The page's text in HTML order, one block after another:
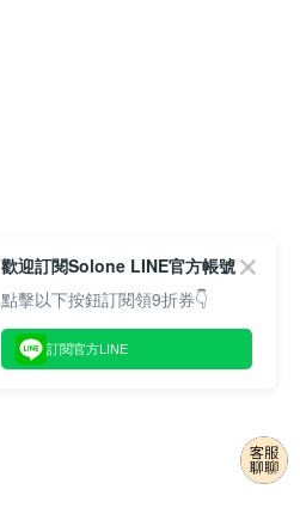
歡迎訂閱Solone LINE官方帳號
點擊以下按鈕訂閱領9折券👇
訂閱官方LINE